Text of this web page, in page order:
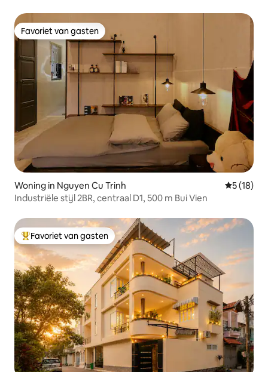
Favoriet van gasten
Favoriet van gasten
Woning in Nguyen Cu Trinh
5 (18)
Industriële stijl 2BR, centraal D1, 500 m Bui Vien
Topfavoriet van gasten
Favoriet van gasten